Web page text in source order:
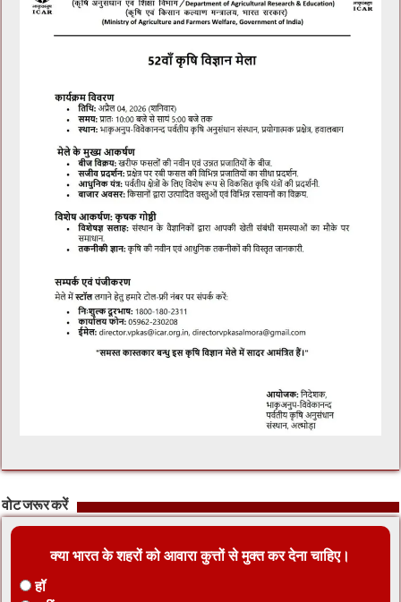
वोट जरूर करें
क्या भारत के शहरों को आवारा कुत्तों से मुक्त कर देना चाहिए।
हॉ